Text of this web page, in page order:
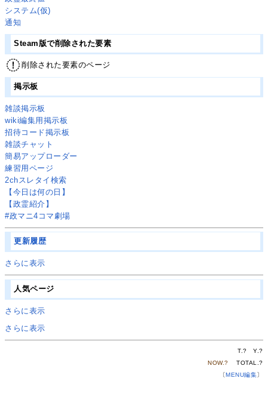
システム(仮)
通知
Steam版で削除された要素
削除された要素のページ
掲示板
雑談掲示板
wiki編集用掲示板
招待コード掲示板
雑談チャット
簡易アップローダー
練習用ページ
2chスレタイ検索
【今日は何の日】
【政霊紹介】
#政マニ4コマ劇場
更新履歴
さらに表示
人気ページ
さらに表示
さらに表示
T.? Y.?
NOW.? TOTAL.?
〔MENU編集〕